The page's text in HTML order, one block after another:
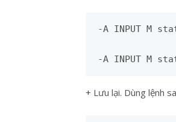
-A INPUT M
-A INPUT M
+ Lưu lại. Dùng lệnh